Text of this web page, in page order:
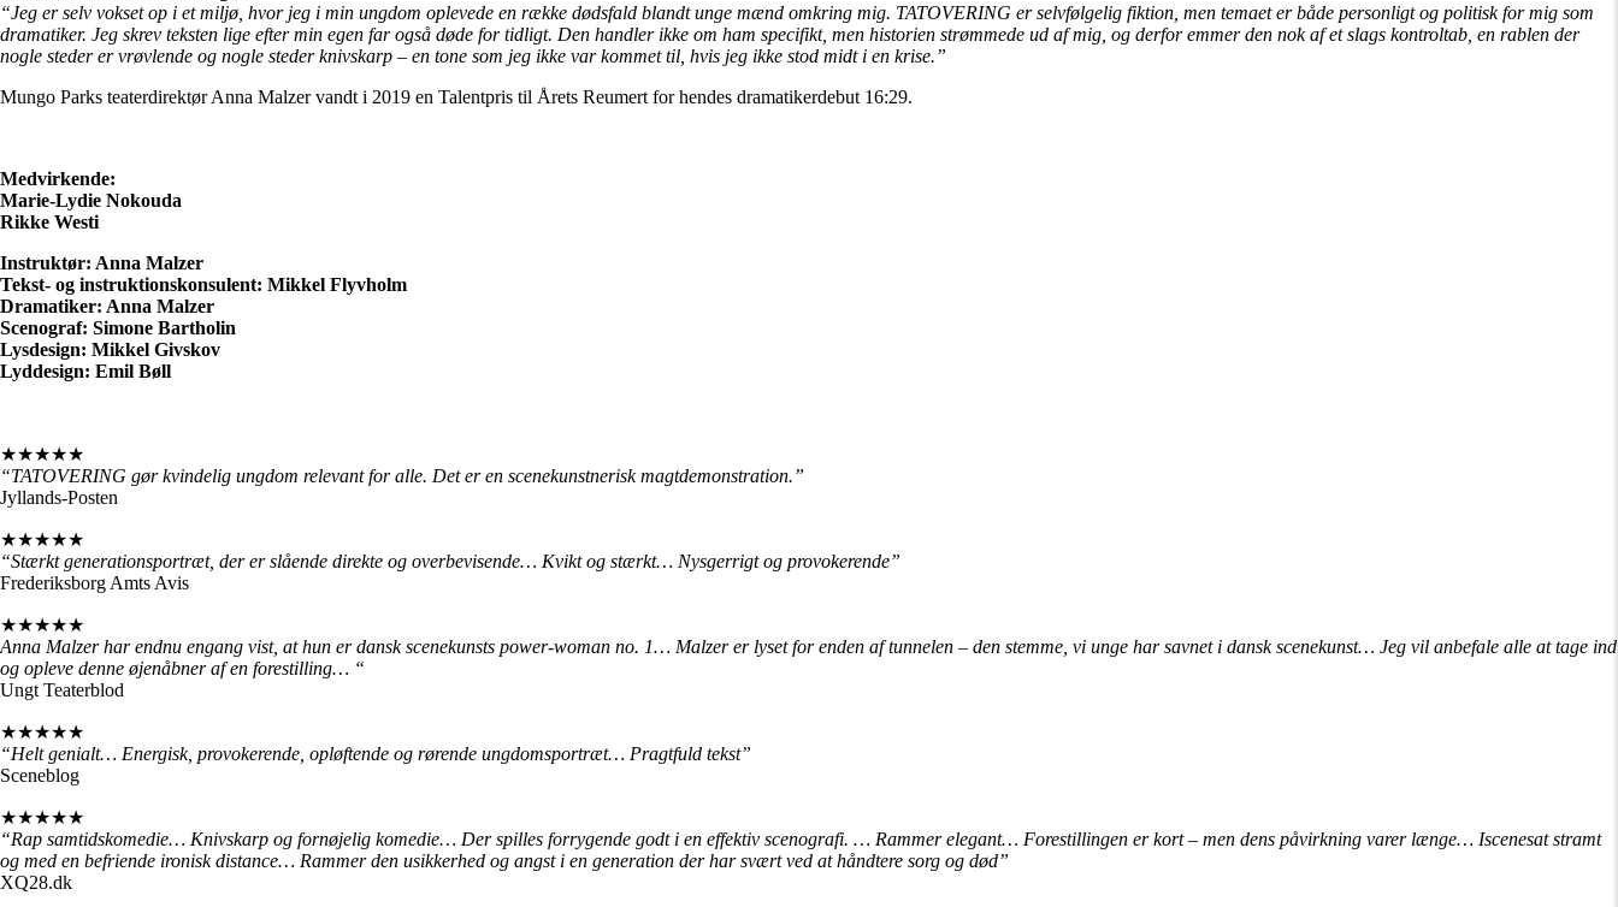
“Jeg er selv vokset op i et miljø, hvor jeg i min ungdom oplevede en række dødsfald blandt unge mænd omkring mig. TATOVERING er selvfølgelig fiktion, men temaet er både personligt og politisk for mig som
dramatiker. Jeg skrev teksten lige efter min egen far også døde for tidligt. Den handler ikke om ham specifikt, men historien strømmede ud af mig, og derfor emmer den nok af et slags kontroltab, en rablen der
nogle steder er vrøvlende og nogle steder knivskarp – en tone som jeg ikke var kommet til, hvis jeg ikke stod midt i en krise.”
Mungo Parks teaterdirektør Anna Malzer vandt i 2019 en Talentpris til Årets Reumert for hendes dramatikerdebut 16:29.
Medvirkende:
Marie-Lydie Nokouda
Rikke Westi
Instruktør: Anna Malzer
Tekst- og instruktionskonsulent: Mikkel Flyvholm
Dramatiker: Anna Malzer
Scenograf: Simone Bartholin
Lysdesign: Mikkel Givskov
Lyddesign: Emil Bøll
★★★★★
“TATOVERING gør kvindelig ungdom relevant for alle. Det er en scenekunstnerisk magtdemonstration.”
Jyllands-Posten
★★★★★
“Stærkt generationsportræt, der er slående direkte og overbevisende… Kvikt og stærkt… Nysgerrigt og provokerende”
Frederiksborg Amts Avis
★★★★★
Anna Malzer har endnu engang vist, at hun er dansk scenekunsts power-woman no. 1… Malzer er lyset for enden af tunnelen – den stemme, vi unge har savnet i dansk scenekunst… Jeg vil anbefale alle at tage ind
og opleve denne øjenåbner af en forestilling… “
Ungt Teaterblod
★★★★★
“Helt genialt… Energisk, provokerende, opløftende og rørende ungdomsportræt… Pragtfuld tekst”
Sceneblog
★★★★★
“Rap samtidskomedie… Knivskarp og fornøjelig komedie… Der spilles forrygende godt i en effektiv scenografi. … Rammer elegant… Forestillingen er kort – men dens påvirkning varer længe… Iscenesat stramt
og med en befriende ironisk distance… Rammer den usikkerhed og angst i en generation der har svært ved at håndtere sorg og død”
XQ28.dk